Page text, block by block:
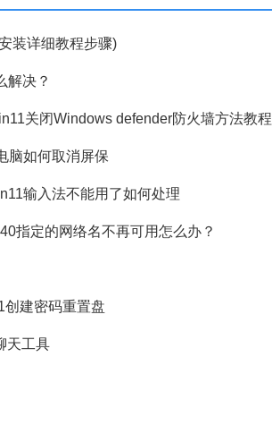
装详细教程步骤)
解决？
关闭Windows defender防火墙方法教程
脑如何取消屏保
输入法不能用了如何处理
指定的网络名不再可用怎么办？
创建密码重置盘
天工具